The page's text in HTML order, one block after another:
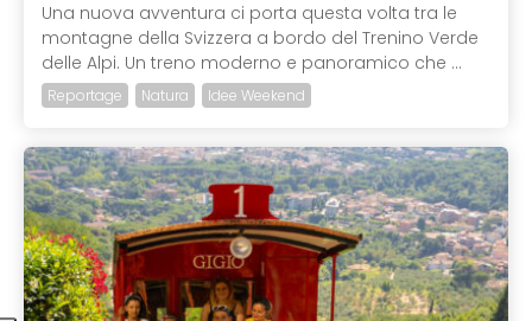
Una nuova avventura ci porta questa volta tra le
montagne della Svizzera a bordo del Trenino Verde
delle Alpi. Un treno moderno e panoramico che ...
Reportage Natura Idee Weekend